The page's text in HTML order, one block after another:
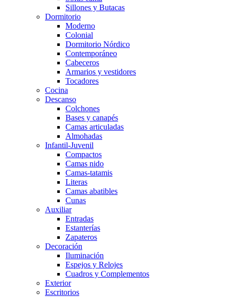
Sillones y Butacas
Dormitorio
Moderno
Colonial
Dormitorio Nórdico
Contemporáneo
Cabeceros
Armarios y vestidores
Tocadores
Cocina
Descanso
Colchones
Bases y canapés
Camas articuladas
Almohadas
Infantil-Juvenil
Compactos
Camas nido
Camas-tatamis
Literas
Camas abatibles
Cunas
Auxiliar
Entradas
Estanterías
Zapateros
Decoración
Iluminación
Espejos y Relojes
Cuadros y Complementos
Exterior
Escritorios